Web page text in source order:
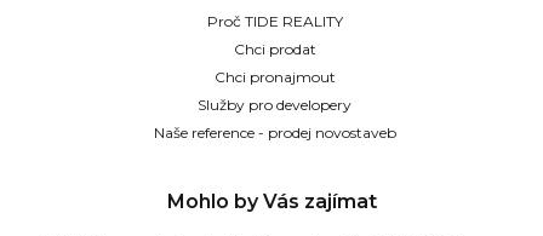
Proč TIDE REALITY
Chci prodat
Chci pronajmout
Služby pro developery
Naše reference - prodej novostaveb
Mohlo by Vás zajímat